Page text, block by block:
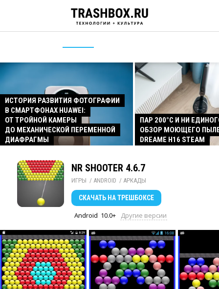
ИСТОРИЯ РАЗВИТИЯ ФОТОГРАФИИ
В СМАРТФОНАХ HUAWEI:
ОТ ТРОЙНОЙ КАМЕРЫ
ДО МЕХАНИЧЕСКОЙ ПЕРЕМЕННОЙ
ДИАФРАГМЫ
ПАР 200°C И НИ
ОБЗОР МОЮЩЕГО
DREAME H16 STEAM
NR SHOOTER 4.6.7
ИГРЫ / ANDROID / АРКАДЫ
СКАЧАТЬ НА ТРЕШБОКСЕ
Android 10.0+ Другие версии